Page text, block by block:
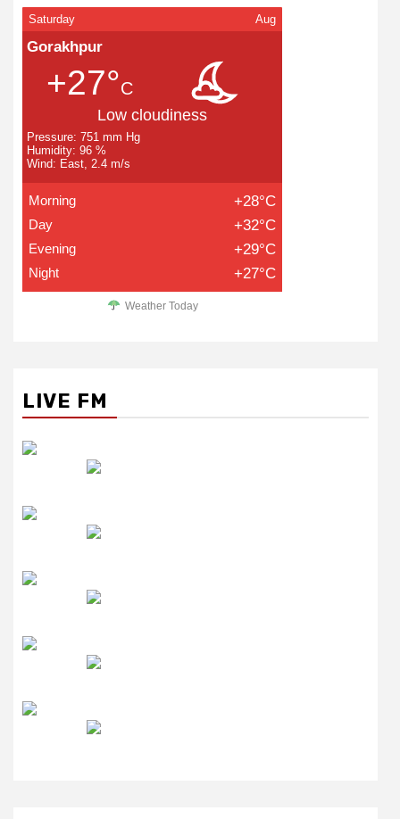
Saturday Aug
Gorakhpur
+27°C
Low cloudiness
Pressure: 751 mm Hg
Humidity: 96 %
Wind: East, 2.4 m/s
Morning +28°C
Day +32°C
Evening +29°C
Night +27°C
Weather Today
LIVE FM